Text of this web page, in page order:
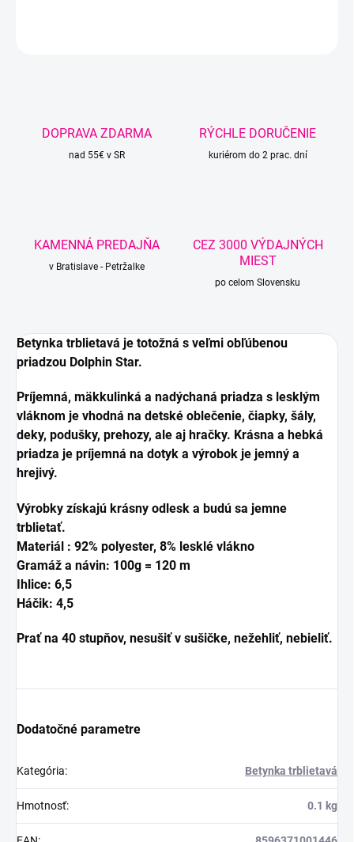
DOPRAVA ZDARMA
nad 55€ v SR
RÝCHLE DORUČENIE
kuriérom do 2 prac. dní
KAMENNÁ PREDAJŇA
v Bratislave - Petržalke
CEZ 3000 VÝDAJNÝCH
MIEST
po celom Slovensku
Betynka trblietavá je totožná s veľmi obľúbenou
priadzou Dolphin Star.
Príjemná, mäkkulinká a nadýchaná priadza s lesklým
vláknom je vhodná na detské oblečenie, čiapky, šály,
deky, podušky, prehozy, ale aj hračky. Krásna a hebká
priadza je príjemná na dotyk a výrobok je jemný a
hrejivý.
Výrobky získajú krásny odlesk a budú sa jemne
trblietať.
Materiál : 92% polyester, 8% lesklé vlákno
Gramáž a návin: 100g = 120 m
Ihlice: 6,5
Háčik: 4,5
Prať na 40 stupňov, nesušiť v sušičke, nežehliť, nebieliť.
Dodatočné parametre
Kategória: Betynka trblietavá
Hmotnosť: 0.1 kg